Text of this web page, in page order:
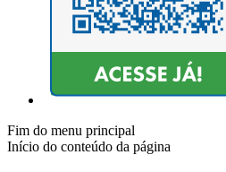
Fim do menu principal
Início do conteúdo da página